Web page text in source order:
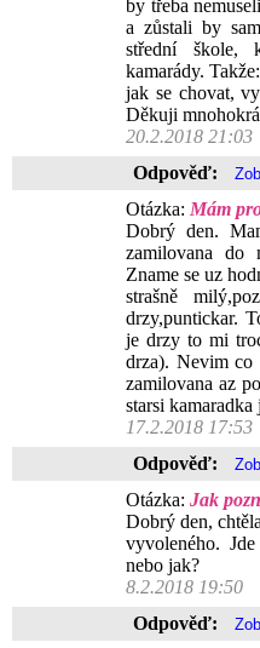
by třeba
a zůstali by
střední škole,
kamarády.
jak se chovat,
Děkuji
20.2.2018 21:03
Odpověď:
Otázka: Mám
Dobrý den.
zamilovana do
Zname se uz
strašně
drzy,puntickar.
je drzy to mi
drza). Nevim co
zamilovana az
starsi
17.2.2018 17:53
Odpověď:
Otázka: Jak
Dobrý den,
vyvoleného.
nebo jak?
8.2.2018 19:50
Odpověď: